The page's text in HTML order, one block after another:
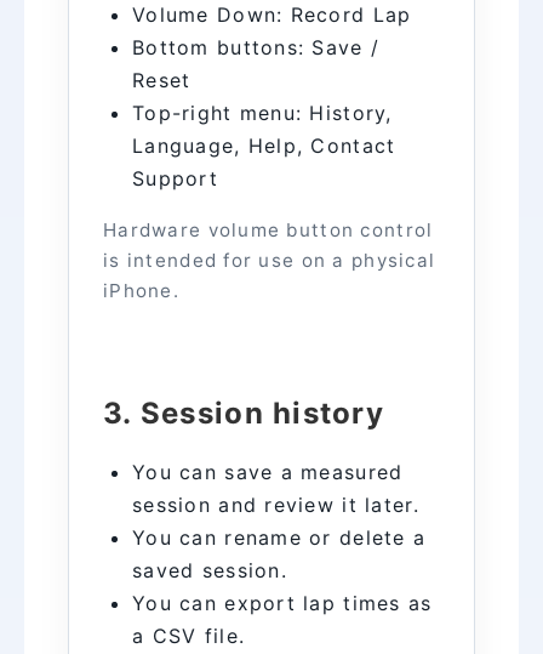
Volume Down: Record Lap
Bottom buttons: Save /
Reset
Top-right menu: History,
Language, Help, Contact
Support
Hardware volume button control
is intended for use on a physical
iPhone.
3. Session history
You can save a measured
session and review it later.
You can rename or delete a
saved session.
You can export lap times as
a CSV file.